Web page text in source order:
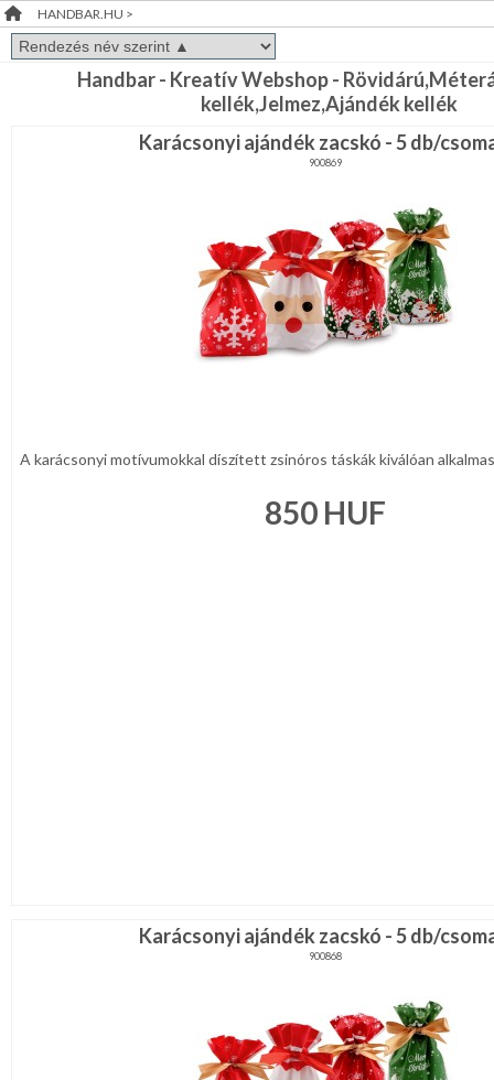
RENDEZVÉNY
DEKORÁCIÓ
ÉRDEKLŐDÉS,ÁRAJÁNLAT
FÜRDŐSZOBA
GYEREKSZOBA
VALENTIN
HANDBAR.HU >
Handbar - Kreatív Webshop -
kellék,Jelmez,Ajándék kellék
Karácsonyi ajándék zacskó - 5 db/
900869
A karácsonyi motívumokkal díszített zsinóros táskák kiválóan
850HUF
Karácsonyi ajándék zacskó - 5 db/
900868